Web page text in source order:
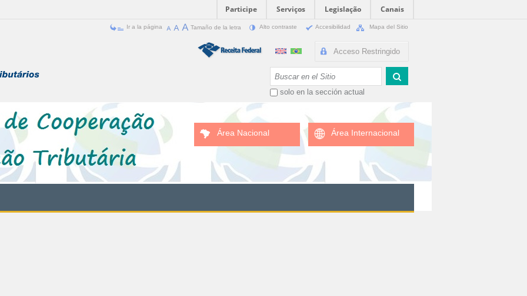
Participe Serviços Legislação
Canais
Ir a la página Tamaño de la letra Alto contraste Accesibilidad Mapa del Sitio
Acceso Restringido
solo en la sección actual
Área Nacional Área Internacional